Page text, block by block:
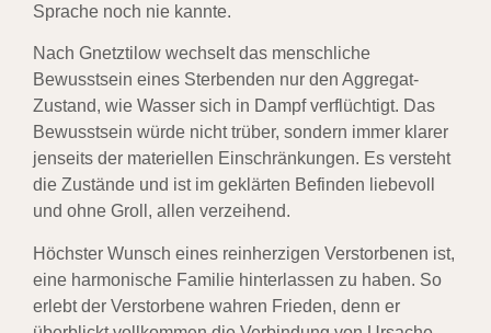
Sprache noch nie kannte.
Nach Gnetztilow wechselt das menschliche
Bewusstsein eines Sterbenden nur den Aggregat-
Zustand, wie Wasser sich in Dampf verflüchtigt. Das
Bewusstsein würde nicht trüber, sondern immer klarer
jenseits der materiellen Einschränkungen. Es versteht
die Zustände und ist im geklärten Befinden liebevoll
und ohne Groll, allen verzeihend.
Höchster Wunsch eines reinherzigen Verstorbenen ist,
eine harmonische Familie hinterlassen zu haben. So
erlebt der Verstorbene wahren Frieden, denn er